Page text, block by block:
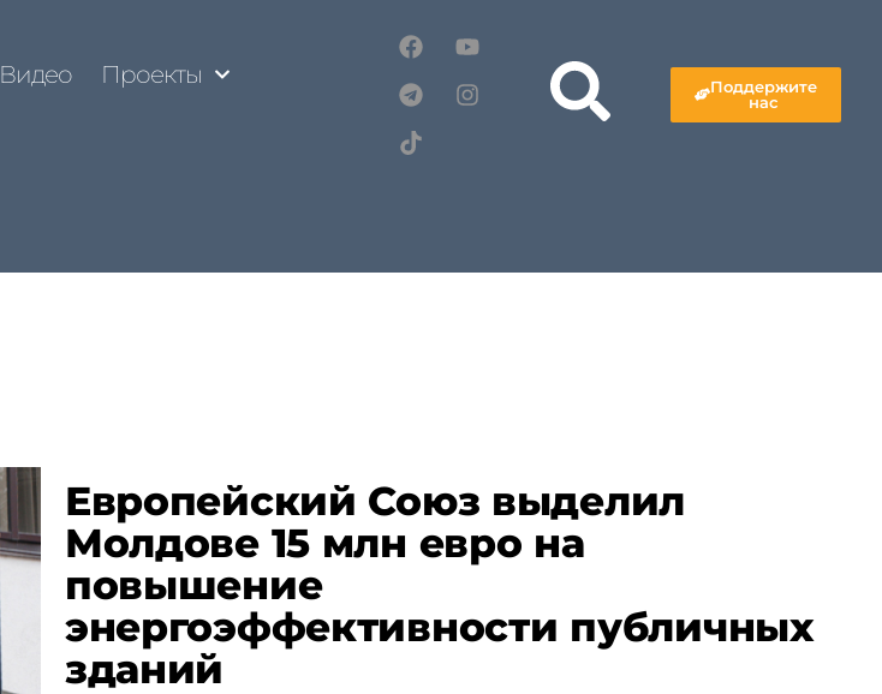
Видео Проекты
Поддержите
нас
Европейский Союз выделил
Молдове 15 млн евро на
повышение
энергоэффективности публичных
зданий